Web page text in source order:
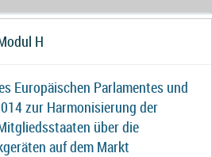
H
Europäischen Parlamentes und
zur Harmonisierung der
über die
auf dem Markt